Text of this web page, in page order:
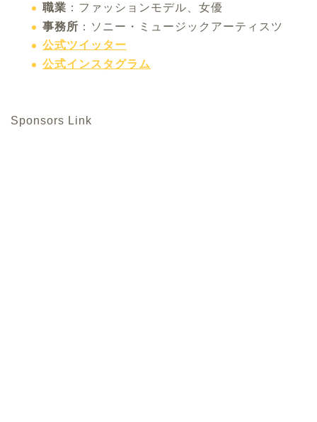
職業 ：ファッションモデル、女優
事務所 ：ソニー・ミュージックアーティスツ
公式ツイッター
公式インスタグラム
Sponsors Link